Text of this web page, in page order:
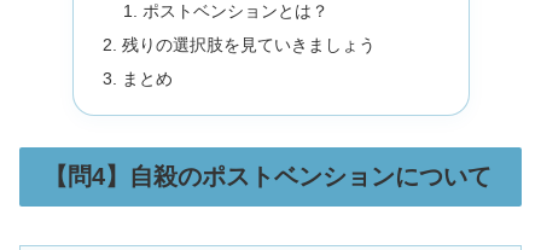
ポストベンションとは？
残りの選択肢を見ていきましょう
まとめ
【問4】自殺のポストベンションについて